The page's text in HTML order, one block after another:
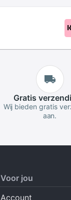
Gratis
Wij bieden gratis
aan.
Voor jou
Account